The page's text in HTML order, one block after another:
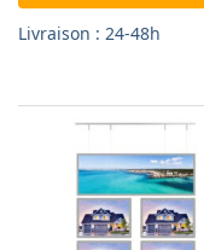
Livraison : 24-48h